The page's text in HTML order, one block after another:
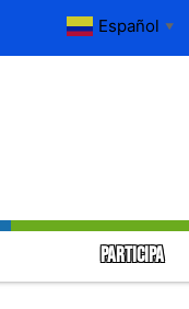
Español ▼
PARTICIPA